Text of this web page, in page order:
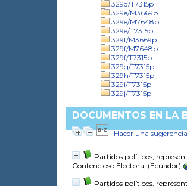
329d/T7315p
329e/M3669p
329e/M7648p
329e/T7315p
329f/M3669p
329f/M7648p
329f/T7315p
329g/T7315p
329h/T7315p
329i/T7315p
329j/T7315p
DOCUMENTOS EN LA
Hacer una sugerencia
Partidos políticos,
Contencioso Electoral (Ecuador)
Partidos políticos,